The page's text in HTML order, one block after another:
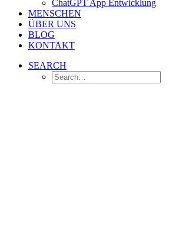
ChatGPT App Entwicklung
MENSCHEN
ÜBER UNS
BLOG
KONTAKT
SEARCH